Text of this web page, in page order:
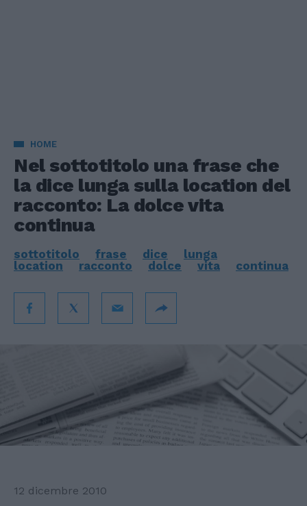
HOME
Nel sottotitolo una frase che
la dice lunga sulla location del
racconto: La dolce vita
continua
sottotitolo frase dice
lunga
location
racconto dolce vita continua
12 dicembre 2010